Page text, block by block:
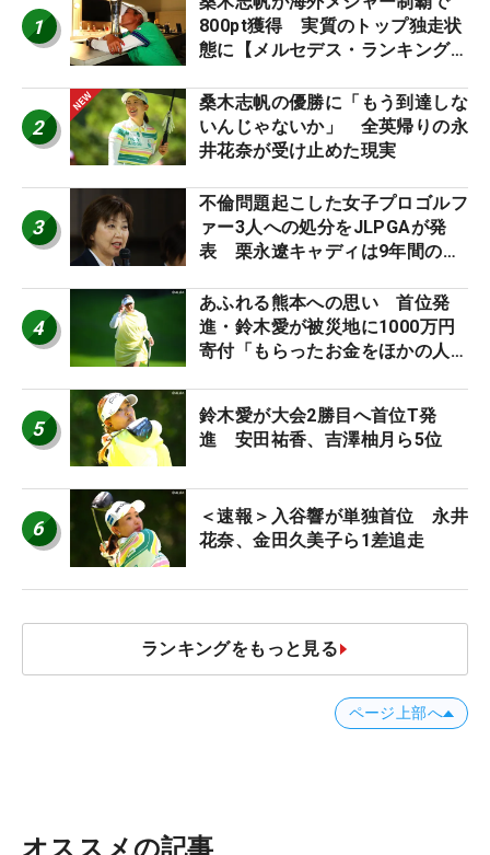
1
800pt獲得 実質のトップ独走状
態に【メルセデス・ランキング番
2
桑木志帆の優勝に「もう到達しな
いんじゃないか」 全英帰りの永
井花奈が受け止めた現実
3
不倫問題起こした女子プロゴルフ
ァー3人への処分をJLPGAが発
表 栗永遼キャディは9年間の立
4
あふれる熊本への思い 首位発
進・鈴木愛が被災地に1000万円
寄付「もらったお金をほかの人
5
鈴木愛が大会2勝目へ首位T発
進 安田祐香、吉澤柚月ら5位
6
＜速報＞入谷響が単独首位 永井
花奈、金田久美子ら1差追走
ランキングをもっと見る
ページ上部へ
オススメの記事